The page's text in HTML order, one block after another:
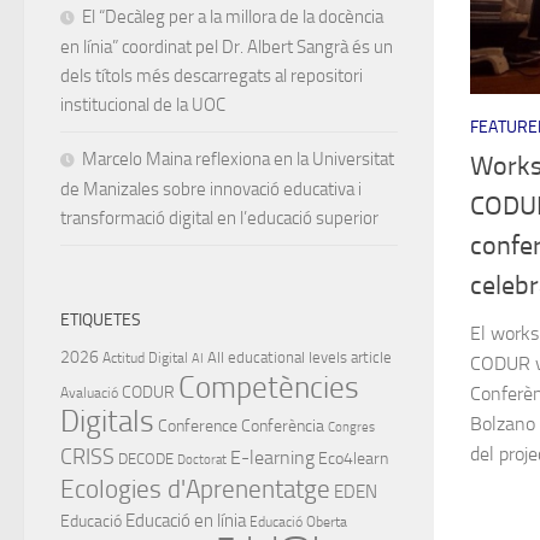
El
del
El “Decàleg per a la millora de la docència
en línia” coordinat pel Dr. Albert Sangrà és un
dels títols més descarregats al repositori
institucional de la UOC
Marcelo Maina reflexiona en la Universitat
de Manizales sobre innovació educativa i
transformació digital en l’educació superior
ETIQUETES
2026 Actitud Digital AI All educational levels article
Avaluació CODUR Competències
Digitals Conference Conferència Congres
CRISS DECODE Doctorat E-learning Eco4learn
Ecologies d'Aprenentatge EDEN
Educació Educació en línia Educació Oberta